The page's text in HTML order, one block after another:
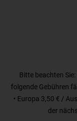
Bitte beachten
folgende Gebühren
• Europa 3,50 € /
der